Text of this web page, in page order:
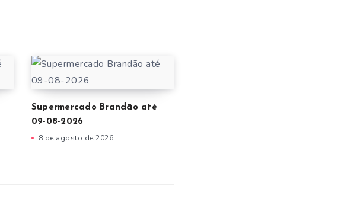
Supermercado Brandão até
09-08-2026
8 de agosto de 2026